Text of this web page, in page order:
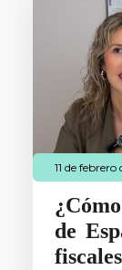
11 de febrero
de